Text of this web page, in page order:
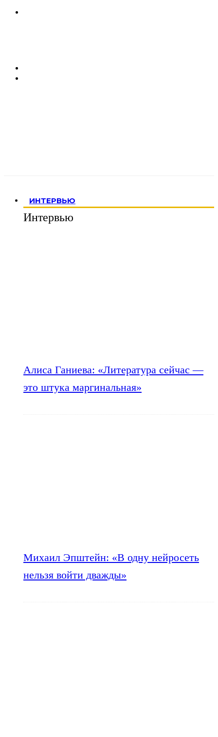
ИНТЕРВЬЮ
Интервью
Алиса Ганиева: «Литература сейчас —
это штука маргинальная»
Михаил Эпштейн: «В одну нейросеть
нельзя войти дважды»